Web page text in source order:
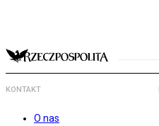
KONTAKT
O nas